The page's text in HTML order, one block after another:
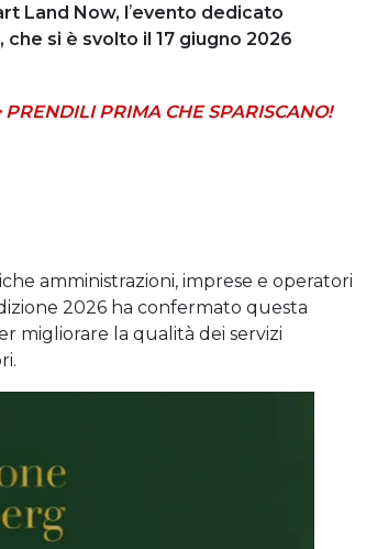
Land Now, l’evento dedicato
si è svolto il 17 giugno 2026
PRIMA CHE SPARISCANO!
amministrazioni, imprese e operatori
2026 ha confermato questa
migliorare la qualità dei servizi